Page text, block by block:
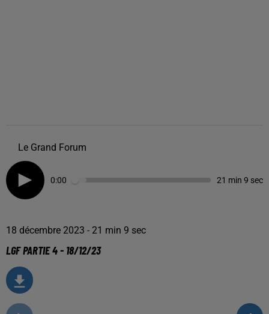
Le Grand Forum
0:00 21 min 9 sec
18 décembre 2023 - 21 min 9 sec
LGF PARTIE 4 - 18/12/23